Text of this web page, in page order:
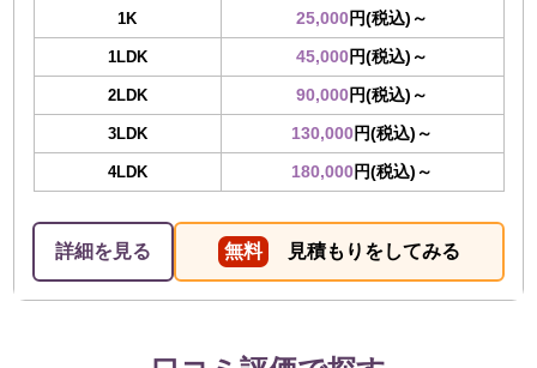
1K 25,000円(税込)～
1LDK 45,000円(税込)～
2LDK 90,000円(税込)～
3LDK 130,000円(税込)～
4LDK 180,000円(税込)～
詳細を見る 無料 見積もりをしてみる